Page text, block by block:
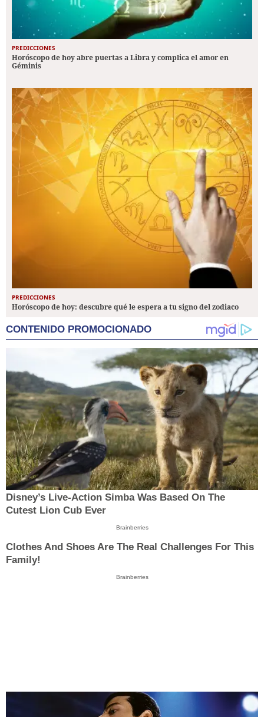
PREDICCIONES
Horóscopo de hoy abre puertas a Libra y complica el amor en
Géminis
PREDICCIONES
Horóscopo de hoy: descubre qué le espera a tu signo del zodiaco
CONTENIDO PROMOCIONADO
Disney’s Live-Action Simba Was Based On The
Cutest Lion Cub Ever
Brainberries
Clothes And Shoes Are The Real Challenges For This
Family!
Brainberries